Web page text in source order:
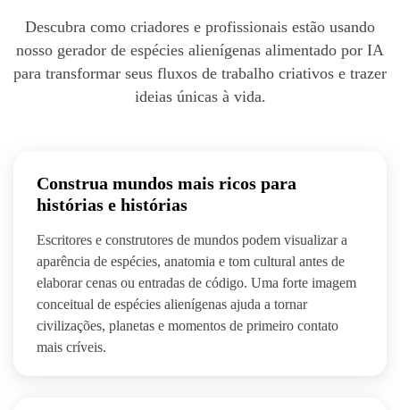
Descubra como criadores e profissionais estão usando
nosso gerador de espécies alienígenas alimentado por IA
para transformar seus fluxos de trabalho criativos e trazer
ideias únicas à vida.
Construa mundos mais ricos para
histórias e histórias
Escritores e construtores de mundos podem visualizar a
aparência de espécies, anatomia e tom cultural antes de
elaborar cenas ou entradas de código. Uma forte imagem
conceitual de espécies alienígenas ajuda a tornar
civilizações, planetas e momentos de primeiro contato
mais críveis.